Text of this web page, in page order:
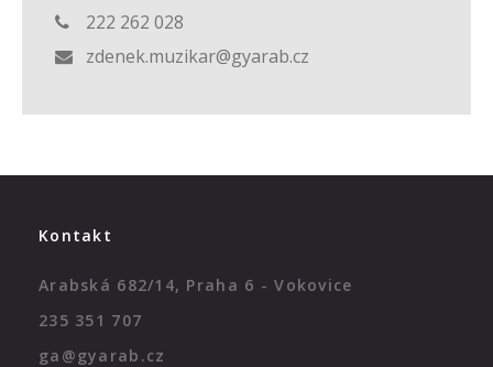
222 262 028
zdenek.muzikar@gyarab.cz
Kontakt
Arabská 682/14, Praha 6 - Vokovice
235 351 707
ga@gyarab.cz